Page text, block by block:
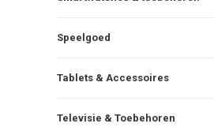
Speelgoed
Tablets & Accessoires
Televisie & Toebehoren